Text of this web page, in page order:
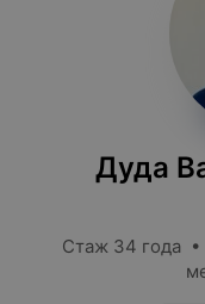
Дуда
Стаж 34 года •